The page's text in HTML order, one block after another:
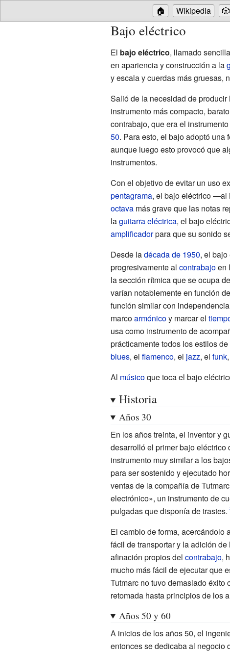
🏠 Wikipedia 🎲
Bajo eléctrico
El bajo eléctrico, llamado
en apariencia y construcción a la
y escala y cuerdas más gruesas,
Salió de la necesidad de
instrumento más compacto,
contrabajo, que era el
50. Para esto, el bajo adoptó una
aunque luego esto provocó que
instrumentos.
Con el objetivo de evitar un uso
pentagrama, el bajo eléctrico ―al
octavamás grave que las notas
laguitarra eléctrica, el bajo
amplificadorpara que su sonido
Desde ladécada de 1950, el
progresivamente al contrabajoen
la sección rítmica que se ocupa
varían notablemente en función
función similar con
marcoarmónicoy marcar el
usa como instrumento de
prácticamente todos los estilos de
blues, el flamenco, el jazz, el funk
Al músicoque toca el bajo
Historia
Años 30
En los años treinta, el inventor y
desarrolló el primer bajo
instrumento muy similar a los
para ser sostenido y ejecutado
ventas de la compañía de
electrónico», un instrumento de
pulgadas que disponía de trastes.
El cambio de forma, acercándolo
fácil de transportar y la adición de
afinación propios del contrabajo,
mucho más fácil de ejecutar que
Tutmarc no tuvo demasiado éxito
retomada hasta principios de los
Años 50 y 60
A inicios de los años 50, el
entonces se dedicaba al negocio